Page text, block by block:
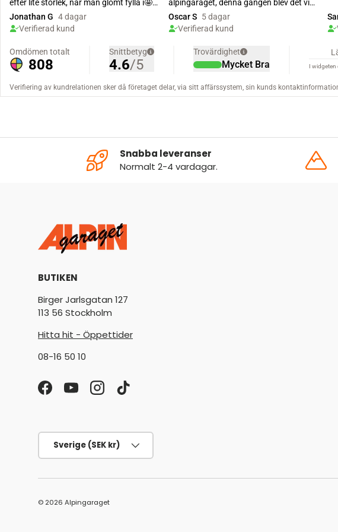
Snabba leveranser
Normalt 2-4 vardagar.
BUTIKEN
Birger Jarlsgatan 127
113 56 Stockholm
Hitta hit - Öppettider
08-16 50 10
FacebookYouTubeInstagram
TikTok
Land/Region
Sverige (SEK kr)
© 2026 Alpingaraget